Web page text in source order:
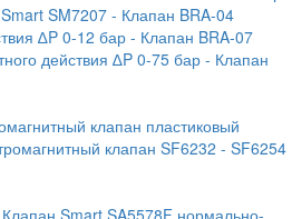
SM7207 - Клапан BRA-04
∆P 0-12 бар - Клапан BRA-07
действия ∆P 0-75 бар- Клапан
клапан пластиковый
клапан SF6232 - SF6254